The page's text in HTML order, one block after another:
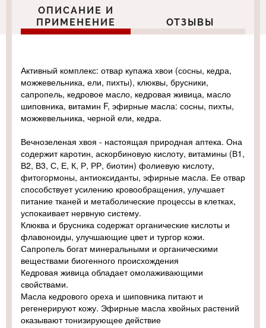
ОПИСАНИЕ И
ПРИМЕНЕНИЕ
ОТЗЫВЫ
Активный комплекс: отвар купажа хвои (сосны, кедра,
можжевельника, ели, пихты), клюквы, брусники,
сапропель, кедровое масло, кедровая живица, масло
шиповника, витамин F, эфирные масла: сосны, пихты,
можжевельника, черной ели, кедра.
Вечнозеленая хвоя - настоящая природная аптека. Она
содержит каротин, аскорбиновую кислоту, витамины (В1,
В2, В3, С, Е, К, Р, РР, биотин) фолиевую кислоту,
фитогормоны, антиоксиданты, эфирные масла. Ее отвар
способствует усилению кровообращения, улучшает
питание тканей и метаболические процессы в клетках,
успокаивает нервную систему.
Клюква и брусника содержат органические кислоты и
флавоноиды, улучшающие цвет и тургор кожи.
Сапропель богат минеральными и органическими
веществами биогенного происхождения
Кедровая живица обладает омолаживающими
свойствами.
Масла кедрового ореха и шиповника питают и
регенерируют кожу. Эфирные масла хвойных растений
оказывают тонизирующее действие